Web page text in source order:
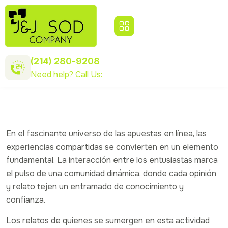
Need help? Call Us:
(214) 280-9208
En el fascinante universo de las apuestas en línea, las
experiencias compartidas se convierten en un elemento
fundamental. La interacción entre los entusiastas marca
el pulso de una comunidad dinámica, donde cada opinión
y relato tejen un entramado de conocimiento y
confianza.
Los relatos de quienes se sumergen en esta actividad